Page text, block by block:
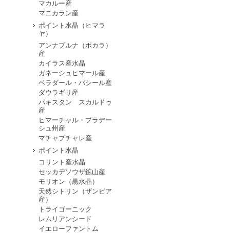
マカルー産
マニカラン産
ポイント水晶（ヒマラ
ヤ）
アンナプルナ（ポカラ）
産
カイラス産水晶
ガネーシュヒマール産
ベラダール・バシール産
ダウラギリ産
パキスタン スカルドゥ
産
ヒマーチャル・プラデー
シュ州産
マチャプチャレ産
ポイント水晶
コリント産水晶
セッカデソウザ鉱山産
モリオン（黒水晶）
天然シトリン（ザンビア
産）
トライゴーニック
レムリアンシード
イエローファントム